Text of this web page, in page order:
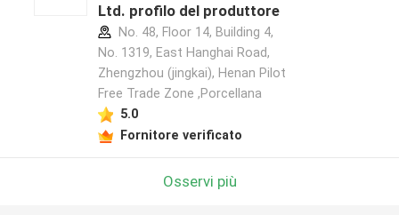
Ltd. profilo del produttore
No. 48, Floor 14, Building 4,
No. 1319, East Hanghai Road,
Zhengzhou (jingkai), Henan Pilot
Free Trade Zone ,Porcellana
5.0
Fornitore verificato
Osservi più